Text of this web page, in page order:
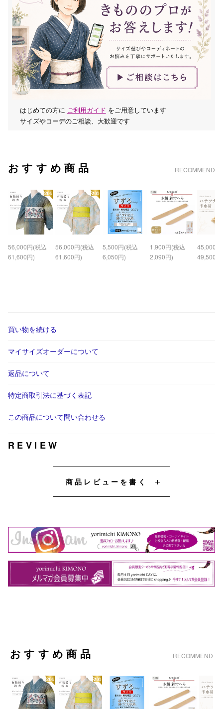
はじめての方に ご利用ガイド をご用意しています
サイズやコーデのご相談、大歓迎です
おすすめ商品 RECOMMEND
56,000円(税込
61,600円)
56,000円(税込
61,600円)
5,500円(税込
6,050円)
1,900円(税込
2,090円)
45,000
49,500
買い物を続ける
マイサイズオーダーについて
返品について
特定商取引法に基づく表記
この商品について問い合わせる
REVIEW
商品レビューを書く
おすすめ商品 RECOMMEND